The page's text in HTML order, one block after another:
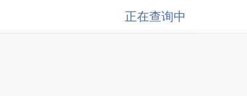
正在查询中